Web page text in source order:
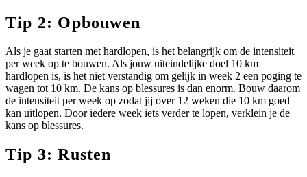
Tip 2: Opbouwen
Als je gaat starten met hardlopen, is het belangrijk om de intensiteit
per week op te bouwen. Als jouw uiteindelijke doel 10 km
hardlopen is, is het niet verstandig om gelijk in week 2 een poging te
wagen tot 10 km. De kans op blessures is dan enorm. Bouw daarom
de intensiteit per week op zodat jij over 12 weken die 10 km goed
kan uitlopen. Door iedere week iets verder te lopen, verklein je de
kans op blessures.
Tip 3: Rusten